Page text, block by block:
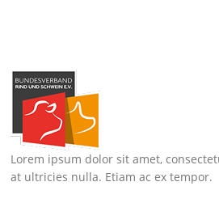
Lorem ipsum dolor sit amet,
at ultricies nulla. Etiam ac ex tempor.